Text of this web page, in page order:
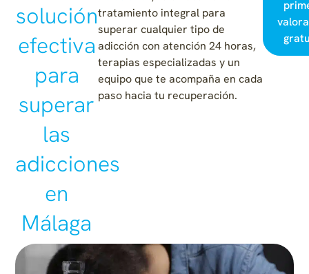
solución
efectiva
para
superar
las
adicciones
en
Málaga
tratamiento integral para
superar cualquier tipo de
adicción con atención 24 horas,
terapias especializadas y un
equipo que te acompaña en cada
paso hacia tu recuperación.